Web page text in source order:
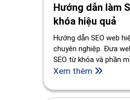
Hướng dẫn làm
khóa hiệu quả
Hướng dẫn SEO web
chuyên nghiệp. Đưa
SEO từ khóa và phần
Tìm hiểu ngay!
Xem thêm